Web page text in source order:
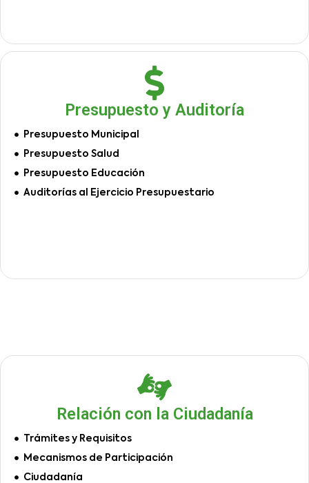
Presupuesto y Auditoría
Presupuesto Municipal
Presupuesto Salud
Presupuesto Educación
Auditorías al Ejercicio Presupuestario
Relación con la Ciudadanía
Trámites y Requisitos
Mecanismos de Participación
Ciudadanía